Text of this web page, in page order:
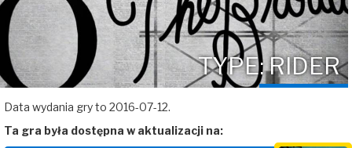
TYPE: RIDER
Data wydania gry to 2016-07-12.
Ta gra była dostępna w aktualizacji na: